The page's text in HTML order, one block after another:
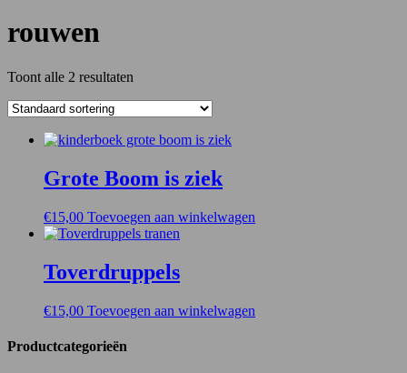
rouwen
Toont alle 2 resultaten
Grote Boom is ziek
€15,00 Toevoegen aan winkelwagen
Toverdruppels
€15,00 Toevoegen aan winkelwagen
Productcategorieën